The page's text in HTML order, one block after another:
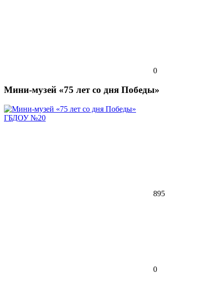
0
Мини-музей «75 лет со дня Победы»
ГБДОУ №20
895
0